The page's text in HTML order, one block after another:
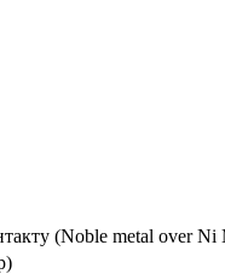
(Noble metal over Ni